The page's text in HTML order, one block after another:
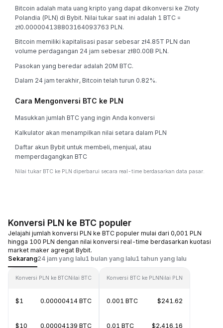
Bitcoin adalah mata uang kripto yang dapat dikonversi ke Złoty
Polandia (PLN) di Bybit. Nilai tukar saat ini adalah 1 BTC =
zł0.000004138803164093763 PLN.
Bitcoin memiliki kapitalisasi pasar sebesar zł4.85T PLN dan
volume perdagangan 24 jam sebesar zł80.00B PLN.
Pasokan yang beredar adalah 20M BTC.
Dalam 24 jam terakhir, Bitcoin telah turun 0.82%.
Cara Mengonversi BTC ke PLN
Masukkan jumlah BTC yang ingin Anda konversi
Kalkulator akan menampilkan nilai setara dalam PLN
Daftar akun Bybit untuk membeli, menjual, atau
memperdagangkan BTC
Nilai tukar BTC ke PLN diperbarui secara real-time berdasarkan data pasar.
Konversi PLN ke BTC populer
Jelajahi jumlah konversi PLN ke BTC populer mulai dari 0,001 PLN
hingga 100 PLN dengan nilai konversi real-time berdasarkan kuotasi
market maker agregat Bybit.
Sekarang24 jam yang lalu1 bulan yang lalu1 tahun yang lalu
Konversi PLN ke BTCNilai BTC
$1 0.00000414 BTC
$10 0.00004139 BTC
Konversi BTC ke PLNNilai PLN
0.001 BTC $241.62
0.01 BTC $2,416.16